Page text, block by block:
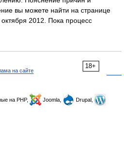
вы можете найти на странице
2012. Пока процесс
18+
на сайте
на PHP, Joomla,
Drupal,